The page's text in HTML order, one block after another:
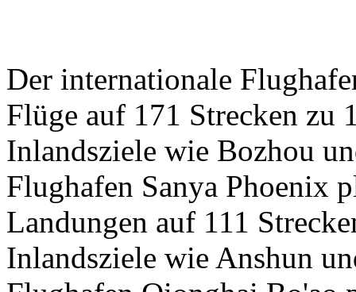
Der internationale
Flüge auf 171 Strecken zu
Inlandsziele wie Bozhou
Flughafen Sanya Phoenix
Landungen auf 111
Inlandsziele wie Anshun